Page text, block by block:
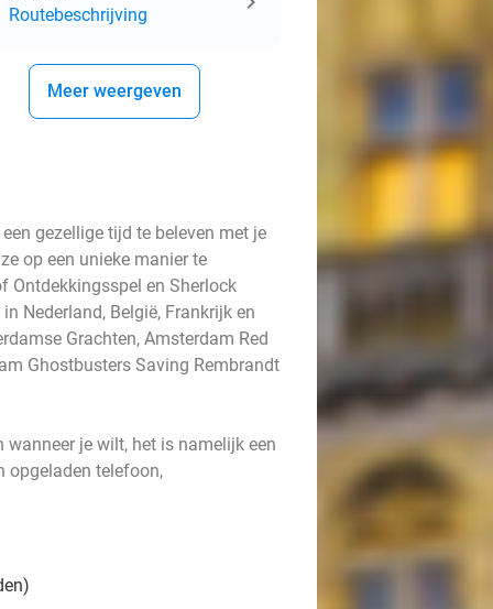
Routebeschrijving
Meer weergeven
gezellige tijd te beleven met je
op een unieke manier te
Ontdekkingsspel en Sherlock
Nederland, België, Frankrijk en
Grachten, Amsterdam Red
Ghostbusters Saving Rembrandt
wanneer je wilt, het is namelijk een
opgeladen telefoon,